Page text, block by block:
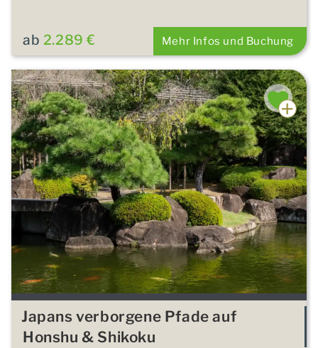
ab 2.289 € Mehr Infos und Buchung
Japans verborgene Pfade auf
Honshu & Shikoku